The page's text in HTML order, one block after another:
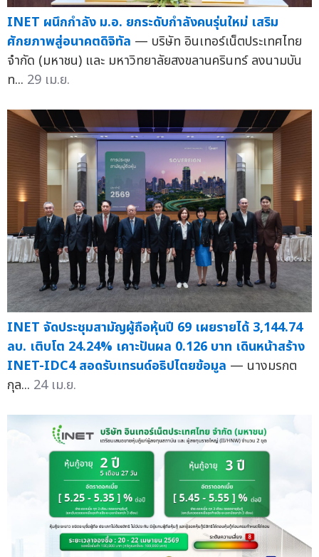
INET ผนึกกำลัง ม.อ. ยกระดับกำลังคนรุ่นใหม่ เสริม
ศักยภาพสู่อนาคตดิจิทัล — บริษัท อินเทอร์เน็ตประเทศไทย
จำกัด (มหาชน) และ มหาวิทยาลัยสงขลานครินทร์ ลงนามบัน
ท... 29 เม.ย.
INET จัดประชุมสามัญผู้ถือหุ้นปี 69 เผยรายได้ 3,144.74
ลบ. เติบโต 24.24% เคาะปันผล 0.126 บาท เดินหน้าสร้าง
INET-IDC4 สอดรับเทรนด์อธิปไตยข้อมูล — นางมรกต
กุล... 24 เม.ย.